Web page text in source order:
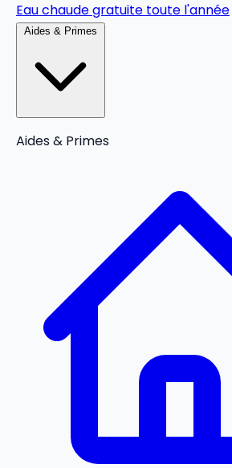
Eau chaude gratuite toute l'année
Aides & Primes